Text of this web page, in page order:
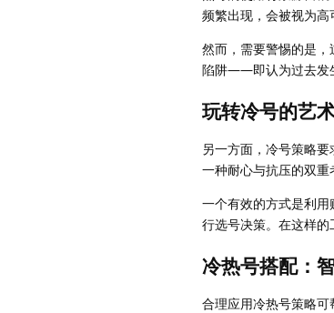
频繁出现，会被视为高
然而，需要警惕的是，
陷阱——即认为过去发
玩转冷号的艺
另一方面，冷号策略
一种耐心与抗压的双重
一个有效的方式是利
行选号决策。在这样的
冷热号搭配：
合理应用冷热号策略